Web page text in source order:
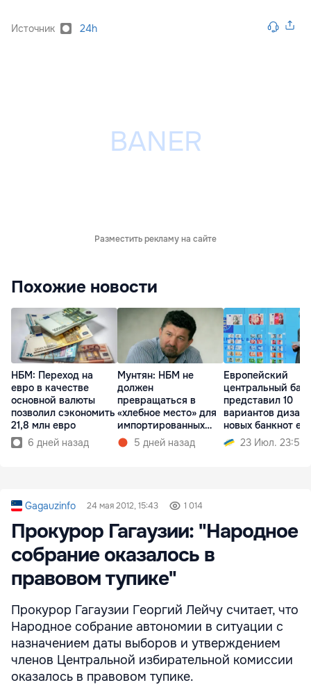
Источник 24h
Разместить рекламу на сайте
Похожие новости
НБМ: Переход на
евро в качестве
основной валюты
позволил сэкономить
21,8 млн евро
6 дней назад
Мунтян: НБМ не
должен
превращаться в
«хлебное место» для
импортированных
управленцев
5 дней назад
Европейский
центральный
представил 10
вариантов
новых банкнот
23 Июл. 23:51
Gagauzinfo 24 мая 2012, 15:43 1 014
Прокурор Гагаузии: "Народное
собрание оказалось в
правовом тупике"
Прокурор Гагаузии Георгий Лейчу считает, что
Народное собрание автономии в ситуации с
назначением даты выборов и утверждением
членов Центральной избирательной комиссии
оказалось в правовом тупике.